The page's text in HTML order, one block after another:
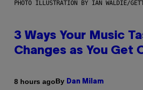
PHOTO ILLUSTRATION BY IAN WALDIE/
3 Ways Your Music
Changes as You Get
8 hours agoBy Dan Milam